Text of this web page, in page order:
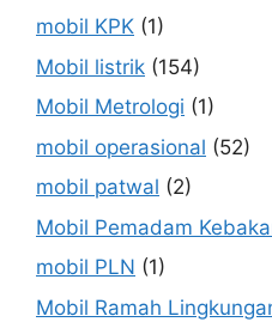
mobil KPK (1)
Mobil listrik (154)
Mobil Metrologi (1)
mobil operasional (52)
mobil patwal (2)
Mobil Pemadam
mobil PLN (1)
Mobil Ramah